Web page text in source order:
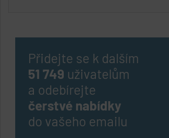
Přidejte se k dalším
51 749 uživatelům
a odebírejte
čerstvé nabídky
do vašeho emailu